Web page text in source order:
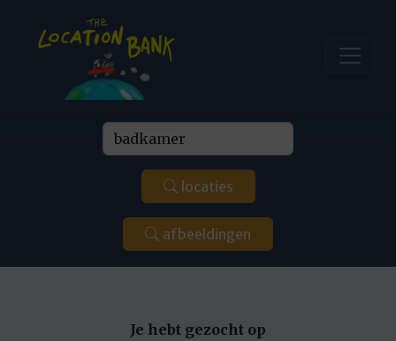
locaties
afbeeldingen
Je hebt gezocht op